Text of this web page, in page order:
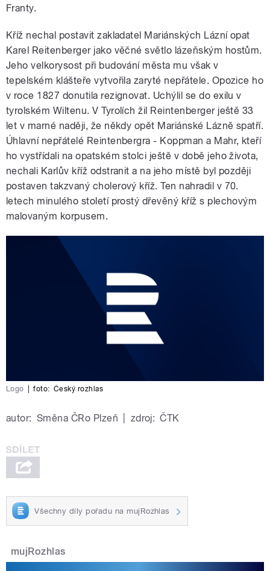
Franty.
Kříž nechal postavit zakladatel Mariánských Lázní opat
Karel Reitenberger jako věčné světlo lázeňským hostům.
Jeho velkorysost při budování města mu však v
tepelském klášteře vytvořila zaryté nepřátele. Opozice ho
v roce 1827 donutila rezignovat. Uchýlil se do exilu v
tyrolském Wiltenu. V Tyrolích žil Reintenberger ještě 33
let v marné naději, že někdy opět Mariánské Lázně spatří.
Úhlavní nepřátelé Reintenbergra - Koppman a Mahr, kteří
ho vystřídali na opatském stolci ještě v době jeho života,
nechali Karlův kříž odstranit a na jeho místě byl později
postaven takzvaný cholerový kříž. Ten nahradil v 70.
letech minulého století prostý dřevěný kříž s plechovým
malovaným korpusem.
Logo foto: Český rozhlas
autor: Směna ČRo Plzeň zdroj: ČTK
Všechny díly pořadu na mujRozhlas
mujRozhlas